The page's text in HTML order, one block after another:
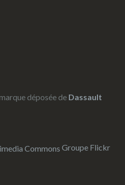
déposée de Dassault
Groupe Flickr